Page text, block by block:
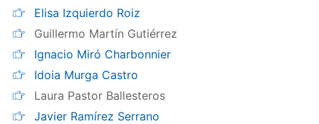
Elisa Izquierdo Roiz
Guillermo Martín Gutiérrez
Ignacio Miró Charbonnier
Idoia Murga Castro
Laura Pastor Ballesteros
Javier Ramírez Serrano